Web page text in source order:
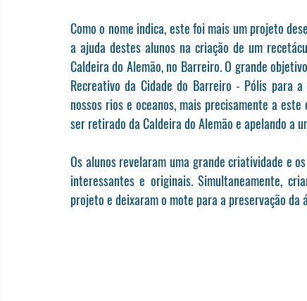
Como o nome indica, este foi mais um projeto
a ajuda destes alunos na criação de um
Caldeira do Alemão, no Barreiro. O grande
Recreativo da Cidade do Barreiro - Pólis para
nossos rios e oceanos, mais precisamente a
ser retirado da Caldeira do Alemão e apelando a
Os alunos revelaram uma grande criatividade e
interessantes e originais. Simultaneamente,
projeto e deixaram o mote para a preservação da